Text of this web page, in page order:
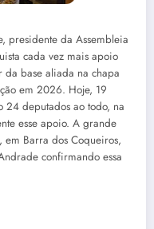
presidente da Assembleia
cada vez mais apoio
da base aliada na chapa
em 2026. Hoje, 19
24 deputados ao todo, na
esse apoio. A grande
em Barra dos Coqueiros,
confirmando essa